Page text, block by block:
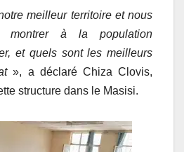
meilleur territoire et nous
montrer à la population
, et quels sont les meilleurs
», a déclaré Chiza Clovis,
structure dans le Masisi.